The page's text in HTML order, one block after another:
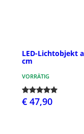
LED-Lichtobjekt
cm
VORRÄTIG
€ 47,90